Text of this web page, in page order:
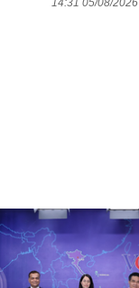
14:31 05/08/2026